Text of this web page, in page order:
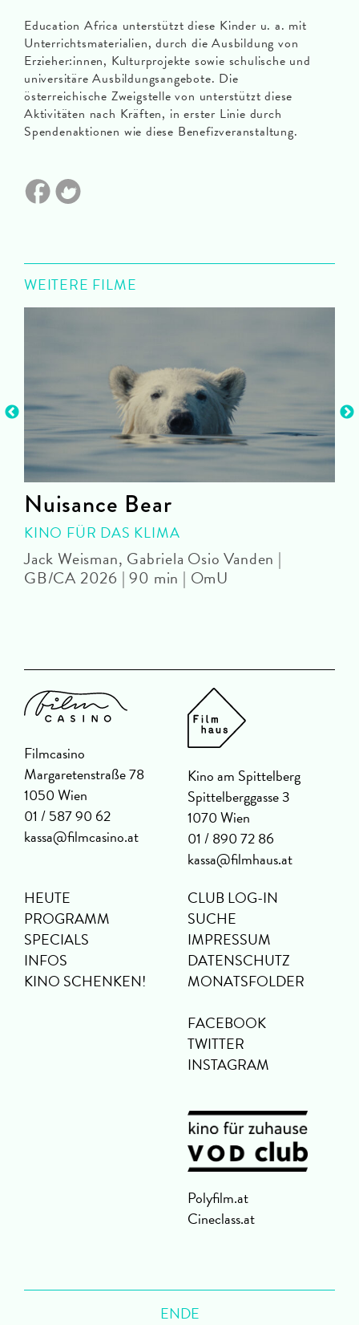
Education Africa unterstützt diese Kinder u. a. mit
Unterrichtsmaterialien, durch die Ausbildung von
Erzieher:innen, Kulturprojekte sowie schulische und
universitäre Ausbildungsangebote. Die
österreichische Zweigstelle von unterstützt diese
Aktivitäten nach Kräften, in erster Linie durch
Spendenaktionen wie diese Benefizveranstaltung.
WEITERE FILME
Nuisance Bear
KINO FÜR DAS KLIMA
Jack Weisman, Gabriela Osio Vanden |
GB/CA 2026 | 90 min | OmU
Filmcasino
Margaretenstraße 78
1050 Wien
01 / 587 90 62
kassa@filmcasino.at
Kino am Spittelberg
Spittelberggasse 3
1070 Wien
01 / 890 72 86
kassa@filmhaus.at
HEUTE
PROGRAMM
SPECIALS
INFOS
KINO SCHENKEN!
CLUB LOG-IN
SUCHE
IMPRESSUM
DATENSCHUTZ
MONATSFOLDER
FACEBOOK
TWITTER
INSTAGRAM
Polyfilm.at
Cineclass.at
ENDE